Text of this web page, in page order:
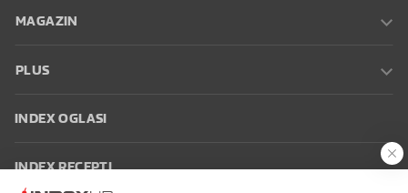
MAGAZIN
PLUS
INDEX OGLASI
INDEX RECEPTI